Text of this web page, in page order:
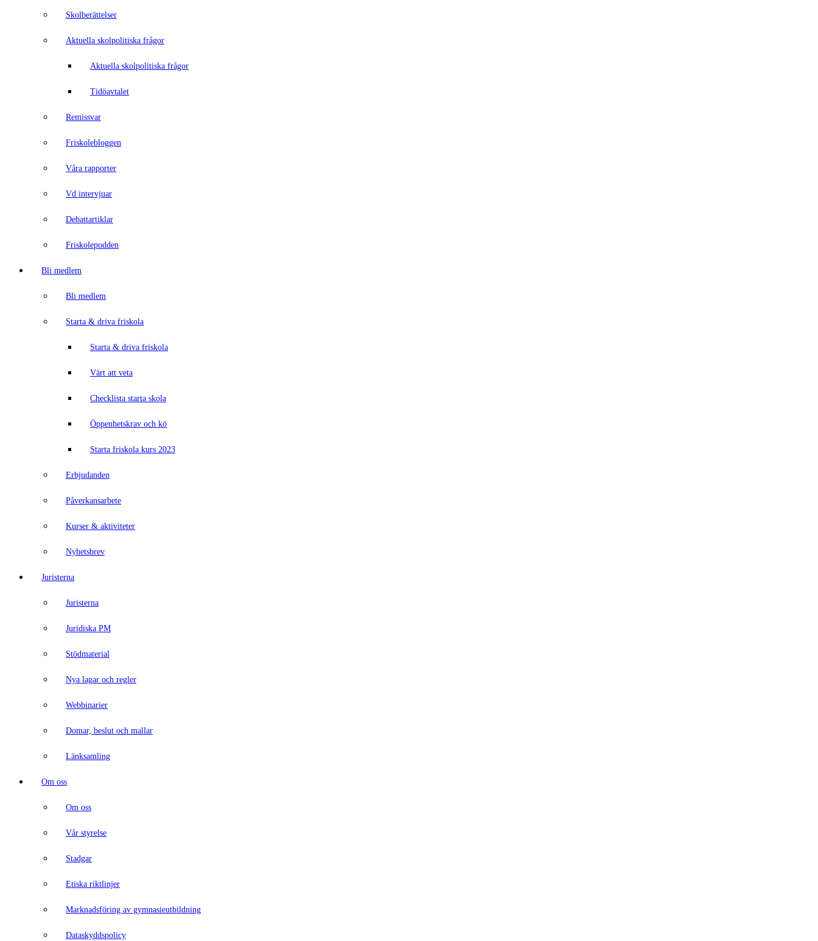
Skolberättelser
Aktuella skolpolitiska frågor
Aktuella skolpolitiska frågor
Tidöavtalet
Remissvar
Friskolebloggen
Våra rapporter
Vd intervjuar
Debattartiklar
Friskolepodden
Bli medlem
Bli medlem
Starta & driva friskola
Starta & driva friskola
Värt att veta
Checklista starta skola
Öppenhetskrav och kö
Starta friskola kurs 2023
Erbjudanden
Påverkansarbete
Kurser & aktiviteter
Nyhetsbrev
Juristerna
Juristerna
Juridiska PM
Stödmaterial
Nya lagar och regler
Webbinarier
Domar, beslut och mallar
Länksamling
Om oss
Om oss
Vår styrelse
Stadgar
Etiska riktlinjer
Marknadsföring av gymnasieutbildning
Dataskyddspolicy